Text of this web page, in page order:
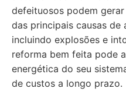
defeituosos podem
das principais causas de
incluindo explosões e
reforma bem feita pode
energética do seu
de custos a longo prazo.